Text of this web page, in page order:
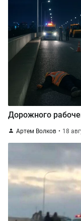
Дорожного
Артем Волков 18